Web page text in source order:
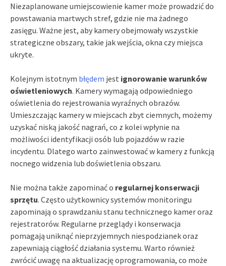
Niezaplanowane umiejscowienie kamer może prowadzić do
powstawania martwych stref, gdzie nie ma żadnego
zasięgu. Ważne jest, aby kamery obejmowały wszystkie
strategiczne obszary, takie jak wejścia, okna czy miejsca
ukryte.
Kolejnym istotnym błędem jest ignorowanie warunków
oświetleniowych. Kamery wymagają odpowiedniego
oświetlenia do rejestrowania wyraźnych obrazów.
Umieszczając kamery w miejscach zbyt ciemnych, możemy
uzyskać niską jakość nagrań, co z kolei wpłynie na
możliwości identyfikacji osób lub pojazdów w razie
incydentu. Dlatego warto zainwestować w kamery z funkcją
nocnego widzenia lub doświetlenia obszaru.
Nie można także zapominać o regularnej konserwacji
sprzętu. Często użytkownicy systemów monitoringu
zapominają o sprawdzaniu stanu technicznego kamer oraz
rejestratorów. Regularne przeglądy i konserwacja
pomagają uniknąć nieprzyjemnych niespodzianek oraz
zapewniają ciągłość działania systemu. Warto również
zwrócić uwagę na aktualizację oprogramowania, co może